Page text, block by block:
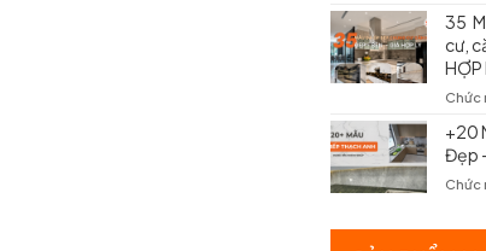
35
cư,
HỢP
Chức
+20
Đẹp
Chức